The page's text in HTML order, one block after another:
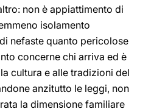
non è appiattimento di
isolamento
nefaste quanto pericolose
concerne chi arriva ed è
cultura e alle tradizioni del
anzitutto le leggi, non
la dimensione familiare